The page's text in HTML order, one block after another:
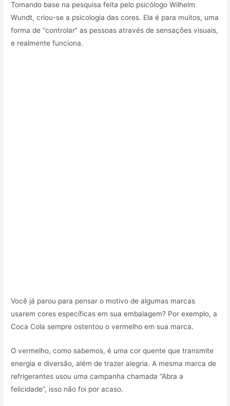
Tomando base na pesquisa feita pelo psicólogo Wilhelm
Wundt, criou-se a psicologia das cores. Ela é para muitos, uma
forma de “controlar” as pessoas através de sensações visuais,
e realmente funciona.
Você já parou para pensar o motivo de algumas marcas
usarem cores específicas em sua embalagem? Por exemplo, a
Coca Cola sempre ostentou o vermelho em sua marca.
O vermelho, como sabemos, é uma cor quente que transmite
energia e diversão, além de trazer alegria. A mesma marca de
refrigerantes usou uma campanha chamada “Abra a
felicidade”, isso não foi por acaso.